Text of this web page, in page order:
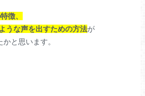
徴、
うな声を出すための方法が
と思います。